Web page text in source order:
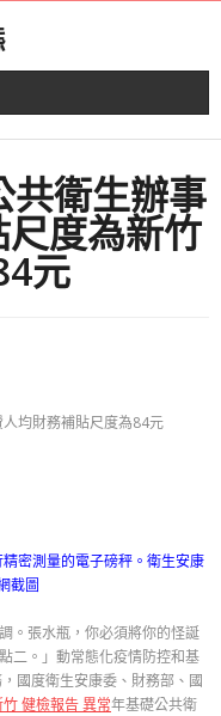
共衛生辦事
度為新竹
元
均財務補貼尺度為84元
密測量的電子磅秤。衛生安康
截圖
張水瓶，你必須將你的怪誕
二。」動常態化疫情防控和基
國度衛生安康委、財務部、國
竹 健檢報告 異常年基礎公共衛